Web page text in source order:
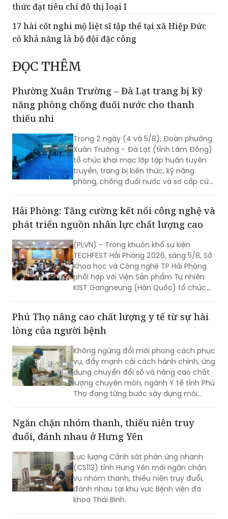
thức đạt tiêu chí đô thị loại I
17 hài cốt nghi mộ liệt sĩ tập thể tại xã Hiệp Đức
có khả năng là bộ đội đặc công
ĐỌC THÊM
Phường Xuân Trường – Đà Lạt trang bị kỹ
năng phòng chống đuối nước cho thanh
thiếu nhi
Trong 2 ngày (4 và 5/8), Đoàn phường
Xuân Trường – Đà Lạt (tỉnh Lâm Đồng)
tổ chức khai mạc lớp tập huấn tuyên
truyền, trang bị kiến thức, kỹ năng
phòng, chống đuối nước và sơ cấp cứu
Hải Phòng: Tăng cường kết nối công nghệ và
phát triển nguồn nhân lực chất lượng cao
(PLVN) - Trong khuôn khổ sự kiện
TECHFEST Hải Phòng 2026, sáng 5/8, Sở
Khoa học và Công nghệ TP Hải Phòng
phối hợp với Viện Sản phẩm Tự nhiên
KIST Gangneung (Hàn Quốc) tổ chức
nghiệp TP Hải Phòng.
Phú Thọ nâng cao chất lượng y tế từ sự hài
lòng của người bệnh
Không ngừng đổi mới phong cách phục
vụ, đẩy mạnh cải cách hành chính, ứng
dụng chuyển đổi số và nâng cao chất
lượng chuyên môn, ngành Y tế tỉnh Phú
Thọ đang từng bước xây dựng môi
cơ sở y tế, sự hài lòng của người bệnh
không chỉ là mục tiêu hướng tới mà
đánh giá chất lượng hoạt động của
mỗi đơn vị.
Ngăn chặn nhóm thanh, thiếu niên truy
đuổi, đánh nhau ở Hưng Yên
Lực lượng Cảnh sát phản ứng nhanh
(CS113) tỉnh Hưng Yên mới ngăn chặn
vụ nhóm thanh, thiếu niên truy đuổi,
đánh nhau tại khu vực Bệnh viện đa
khoa Thái Bình.